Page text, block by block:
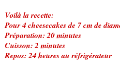
Voilà la recette:
Pour 4 cheesecakes de 7 cm de
Préparation: 20 minutes
Cuisson: 2 minutes
Repos: 24 heures au réfrigérateur